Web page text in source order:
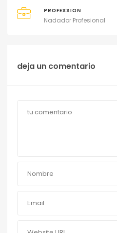
PROFESSION
Nadador Profesional
deja un comentario